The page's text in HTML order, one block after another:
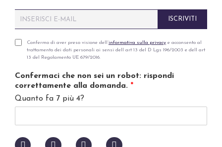
m
iP
v
a
y
i
Confermo di aver preso visione dell’informativa sulla privacy e acconsento al
trattamento dei dati personali ai sensi dell art 13 del D Lgs 196/2003 e dell art
13 del Regolamento UE 679/2016.
Confermaci che non sei un robot: rispondi
correttamente alla domanda. *
Quanto fa 7 più 4?
ISCRIVITI